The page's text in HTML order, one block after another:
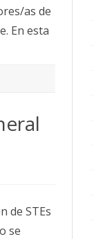
as de
En esta
de STEs
se